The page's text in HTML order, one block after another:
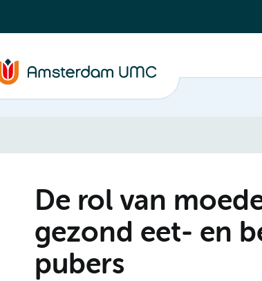
De rol van
gezond eet- en
pubers